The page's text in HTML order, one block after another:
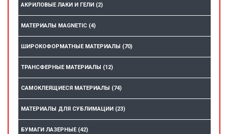
АКРИЛОВЫЕ ЛАКИ И ГЕЛИ (2)
МАТЕРИАЛЫ MAGNETIC (4)
ШИРОКОФОРМАТНЫЕ МАТЕРИАЛЫ (70)
ТРАНСФЕРНЫЕ МАТЕРИАЛЫ (12)
САМОКЛЕЯЩИЕСЯ МАТЕРИАЛЫ (74)
МАТЕРИАЛЫ ДЛЯ СУБЛИМАЦИИ (23)
БУМАГИ ЛАЗЕРНЫЕ (42)